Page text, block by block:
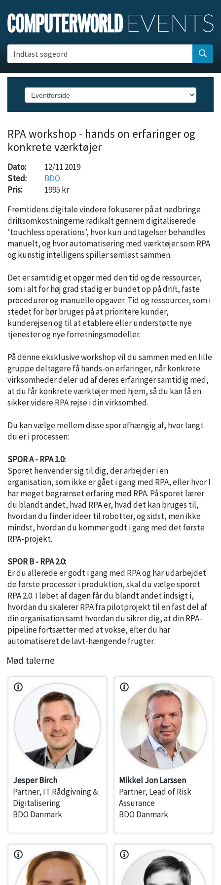
Indtast søgeord
RPA workshop - hands on erfaringer og
konkrete værktøjer
Dato:
12/11 2019
Sted:
BDO
Pris:
1995 kr
Fremtidens digitale vindere fokuserer på at nedbringe
driftsomkostningerne radikalt gennem digitaliserede
’touchless operations’, hvor kun undtagelser behandles
manuelt, og hvor automatisering med værktøjer som RPA
og kunstig intelligens spiller sømløst sammen.
Det er samtidig et opgør med den tid og de ressourcer,
som i alt for høj grad stadig er bundet op på drift, faste
procedurer og manuelle opgaver. Tid og ressourcer, som i
stedet for bør bruges på at prioritere kunder,
kunderejsen og til at etablere eller understøtte nye
tjenester og nye forretningsmodeller.
På denne eksklusive workshop vil du sammen med en lille
gruppe deltagere få hands-on erfaringer, når konkrete
virksomheder deler ud af deres erfaringer samtidig med,
at du får konkrete værktøjer med hjem, så du kan få en
sikker videre RPA rejse i din virksomhed.
Du kan vælge mellem disse spor afhængig af, hvor langt
du er i processen:
SPOR A - RPA 1.0:
Sporet henvender sig til dig, der arbejder i en
organisation, som ikke er gået i gang med RPA, eller hvor I
har meget begrænset erfaring med RPA. På sporet lærer
du blandt andet, hvad RPA er, hvad det kan bruges til,
hvordan du finder ideer til robotter, og sidst, men ikke
mindst, hvordan du kommer godt i gang med det første
RPA-projekt.
SPOR B - RPA 2.0:
Er du allerede er godt i gang med RPA og har udarbejdet
de første processer i produktion, skal du vælge sporet
RPA 2.0. I løbet af dagen får du blandt andet indsigt i,
hvordan du skalerer RPA fra pilotprojekt til en fast del af
din organisation samt hvordan du sikrer dig, at din RPA-
pipeline fortsætter med at vokse, efter du har
automatiseret de lavt-hængende frugter.
Mød talerne
Jesper Birch
Partner, IT Rådgivning &
Digitalisering
BDO Danmark
Mikkel Jon Larssen
Partner, Lead of Risk
Assurance
BDO Danmark